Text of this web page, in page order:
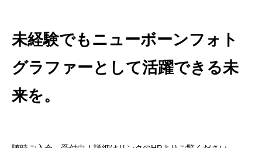
未経験でもニューボーンフォト
グラファーとして活躍できる未
来を。